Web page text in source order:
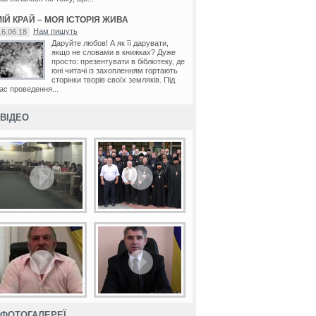
КРАЙ – МОЯ ІСТОРІЯ ЖИВА
Нам пишуть
Даруйте любов! А як її дарувати,
якщо не словами в книжках? Дуже
просто: презентувати в бібліотеку, де
юні читачі із захопленням гортають
сторінки творів своїх земляків. Під
проведення...
ВІДЕО